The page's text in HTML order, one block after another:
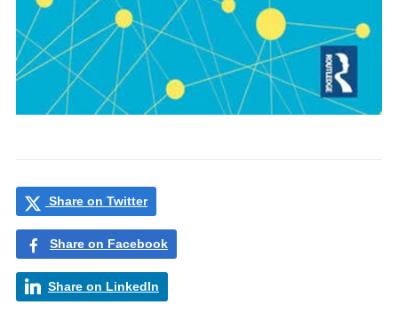
Share on Twitter
Share on Facebook
Share on LinkedIn